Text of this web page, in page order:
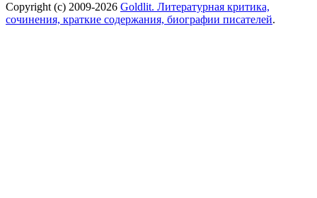
Copyright (c) 2009-2026 Goldlit. Литературная критика,
сочинения, краткие содержания, биографии писателей.